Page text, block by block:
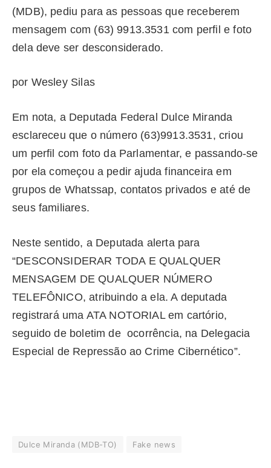
(MDB), pediu para as pessoas que receberem
mensagem com (63) 9913.3531 com perfil e foto
dela deve ser desconsiderado.
por Wesley Silas
Em nota, a Deputada Federal Dulce Miranda
esclareceu que o número (63)9913.3531, criou
um perfil com foto da Parlamentar, e passando-se
por ela começou a pedir ajuda financeira em
grupos de Whatssap, contatos privados e até de
seus familiares.
Neste sentido, a Deputada alerta para
“DESCONSIDERAR TODA E QUALQUER
MENSAGEM DE QUALQUER NÚMERO
TELEFÔNICO, atribuindo a ela. A deputada
registrará uma ATA NOTORIAL em cartório,
seguido de boletim de ocorrência, na Delegacia
Especial de Repressão ao Crime Cibernético”.
Dulce Miranda (MDB-TO) Fake news